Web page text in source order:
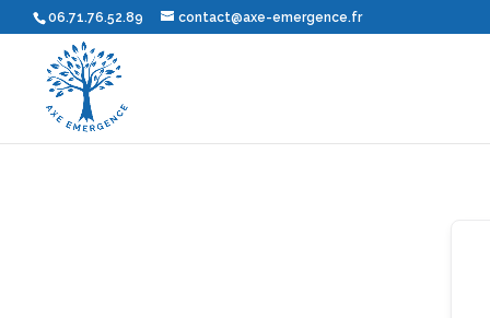
06.71.76.52.89 contact@axe-emergence.fr